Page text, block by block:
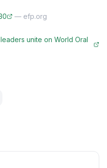
— efp.org
unite on World Oral